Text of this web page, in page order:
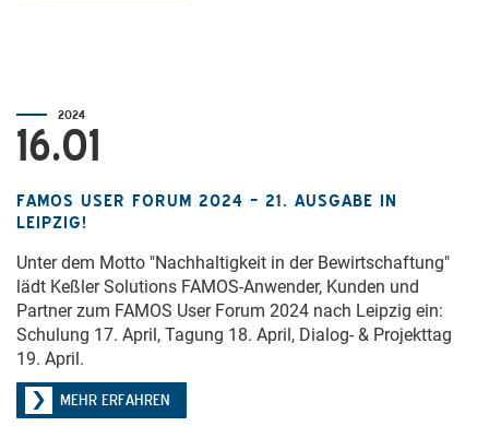
2024
16.01
FAMOS USER FORUM 2024 – 21. AUSGABE IN
LEIPZIG!
Unter dem Motto "Nachhaltigkeit in der Bewirtschaftung"
lädt Keßler Solutions FAMOS-Anwender, Kunden und
Partner zum FAMOS User Forum 2024 nach Leipzig ein:
Schulung 17. April, Tagung 18. April, Dialog- & Projekttag
19. April.
MEHR ERFAHREN